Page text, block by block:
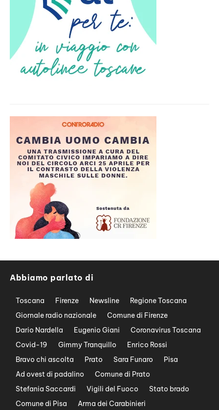
Abbiamo parlato di
Toscana Firenze Newsline
Regione Toscana
Giornale radio nazionale
Comune di Firenze
Dario Nardella
Eugenio Giani
Coronavirus Toscana
Covid-19
Gimmy Tranquillo
Enrico Rossi
Bravo chi ascolta
Prato Sara Funaro
Pisa
Ad ovest di padalino
Comune di Prato
Stefania Saccardi
Vigili del Fuoco
Stato brado
Comune di Pisa
Arma dei Carabinieri